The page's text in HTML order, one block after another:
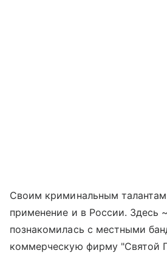
Своим криминальным
применение и в России. Здесь
познакомилась с местными
коммерческую фирму "Святой